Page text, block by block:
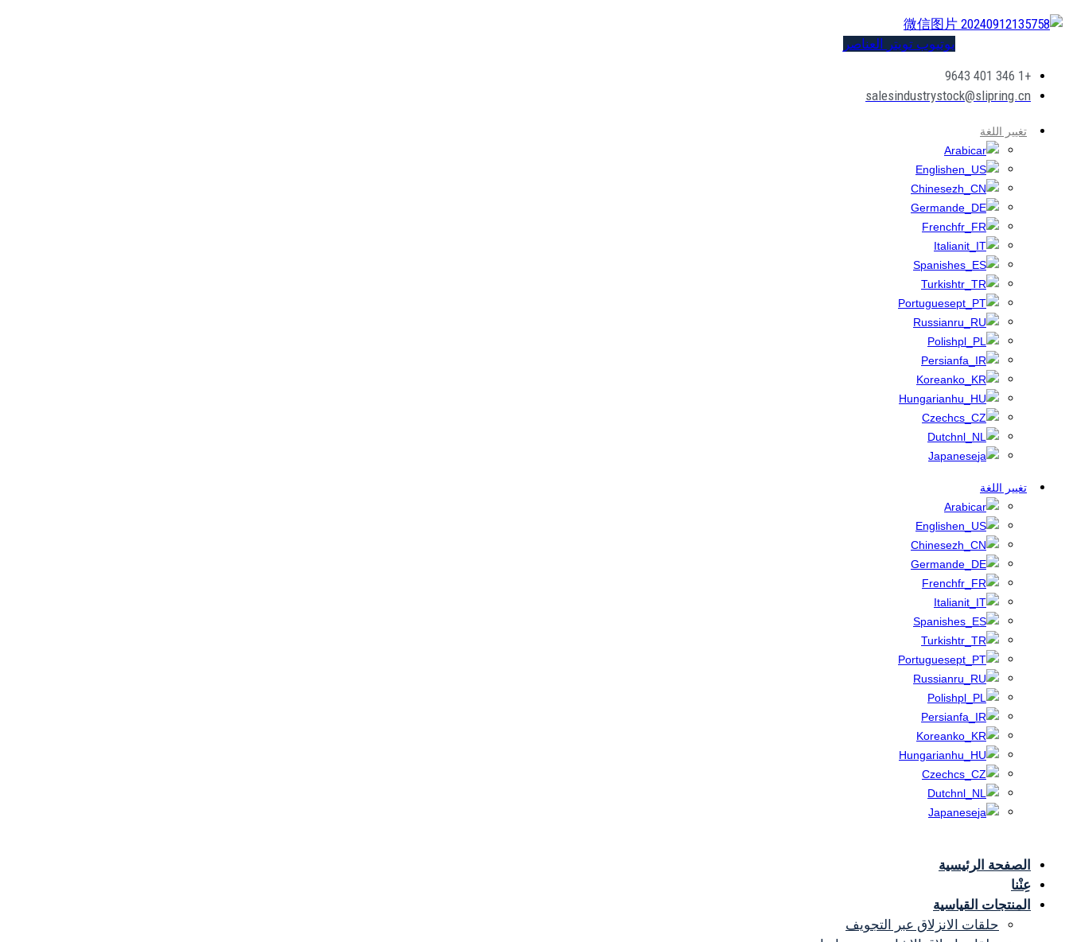
يوتيوب تويتر العناصر
+1 346 401 9643
salesindustrystock@slipring.cn
تغيير اللغة
Arabic
English
Chinese
German
French
Italian
Spanish
Turkish
Portuguese
Russian
Polish
Persian
Korean
Hungarian
Czech
Dutch
Japanese
تغيير اللغة
Arabic
English
Chinese
German
French
Italian
Spanish
Turkish
Portuguese
Russian
Polish
Persian
Korean
Hungarian
Czech
Dutch
Japanese
الصفحة الرئيسية
عِنْنا
المنتجات القياسية
حلقات الانزلاق عبر التجويف